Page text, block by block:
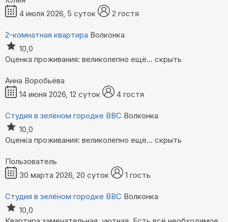
4 июля 2026, 5 суток
2 гостя
2-комнатная квартира Волконка
10,0
Оценка проживания: великолепно ещё... скрыть
Анна Воробьёва
14 июня 2026, 12 суток
4 гостя
Студия в зелёном городке ВВС Волконка
10,0
Оценка проживания: великолепно ещё... скрыть
Пользователь
30 марта 2026, 20 суток
1 гость
Студия в зелёном городке ВВС Волконка
10,0